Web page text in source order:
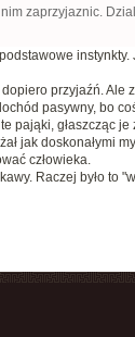
zaprzyjaznic.
przyjaźń. Ale
pasywny, bo
pająki, głaszcząc
jak doskonałymi
człowieka.
Raczej było to